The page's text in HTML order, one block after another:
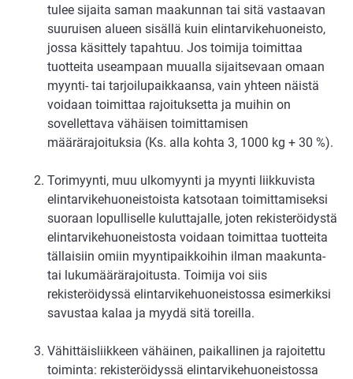
tulee sijaita saman maakunnan tai sitä vastaavan
suuruisen alueen sisällä kuin elintarvikehuoneisto,
jossa käsittely tapahtuu. Jos toimija toimittaa
tuotteita useampaan muualla sijaitsevaan omaan
myynti- tai tarjoilupaikkaansa, vain yhteen näistä
voidaan toimittaa rajoituksetta ja muihin on
sovellettava vähäisen toimittamisen
määrärajoituksia (Ks. alla kohta 3, 1000 kg + 30 %).
Torimyynti, muu ulkomyynti ja myynti liikkuvista
elintarvikehuoneistoista katsotaan toimittamiseksi
suoraan lopulliselle kuluttajalle, joten rekisteröidystä
elintarvikehuoneistosta voidaan toimittaa tuotteita
tällaisiin omiin myyntipaikkoihin ilman maakunta-
tai lukumäärärajoitusta. Toimija voi siis
rekisteröidyssä elintarvikehuoneistossa esimerkiksi
savustaa kalaa ja myydä sitä toreilla.
Vähittäisliikkeen vähäinen, paikallinen ja rajoitettu
toiminta: rekisteröidyssä elintarvikehuoneistossa